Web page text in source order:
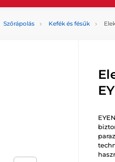
Szőrápolás Kefék és fésűk